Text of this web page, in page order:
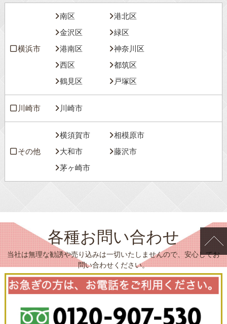
横浜市
南区
港北区
金沢区
緑区
港南区
神奈川区
西区
都筑区
鶴見区
戸塚区
川崎市 川崎市
その他
横須賀市
相模原市
大和市
藤沢市
茅ヶ崎市
各種お問い合わせ
当社は無理な勧誘や売り込みは一切いたしませんので、安心してお
問い合わせください。